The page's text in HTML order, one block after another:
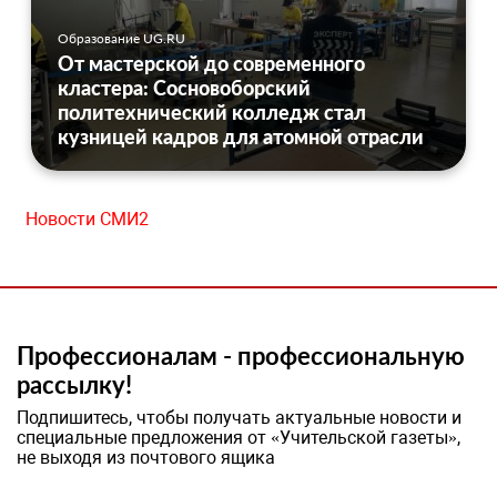
Образование UG.RU
От мастерской до современного
кластера: Сосновоборский
политехнический колледж стал
кузницей кадров для атомной отрасли
Новости СМИ2
Профессионалам - профессиональную
рассылку!
Подпишитесь, чтобы получать актуальные новости и
специальные предложения от «Учительской газеты»,
не выходя из почтового ящика